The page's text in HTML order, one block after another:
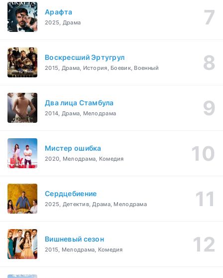
Арафта
2025, Драма
Воскресший Эртугрул
2015, Драма, История, Боевик, Военный
Два лица Стамбула
2014, Драма, Мелодрама
Мистер ошибка
2020, Мелодрама, Комедия
Сердцебиение
2025, Детектив, Драма, Мелодрама
Вишневый сезон
2015, Мелодрама, Комедия